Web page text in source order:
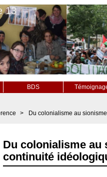
13
BDS
>
Du colonialisme au
Du colonialisme au
continuité